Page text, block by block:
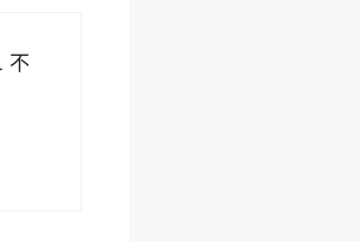
不